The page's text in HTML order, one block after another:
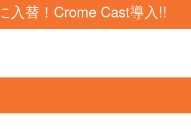
入替！Crome Cast導入!!